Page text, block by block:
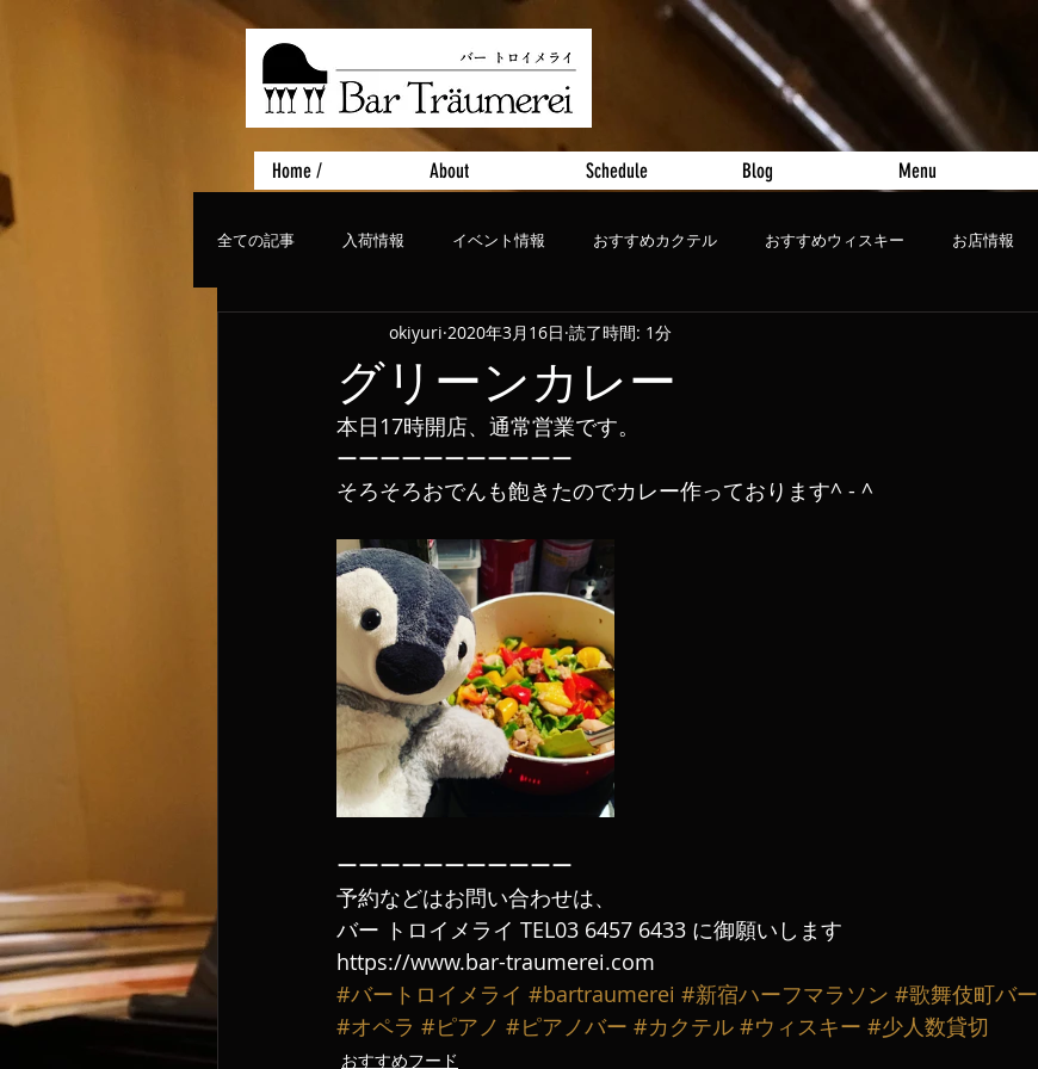
Home / About Schedule Blog Menu
全ての記事 入荷情報 イベント情報 おすすめカクテル おすすめウィスキー お店情報
ライブ、コンサート おすすめビール
グリーンカレー
okiyuri 2020年3月16日 読了時間: 1分
本日17時開店、通常営業です。
ーーーーーーーーーーー
そろそろおでんも飽きたのでカレー作っております^ - ^
ーーーーーーーーーーー
予約などはお問い合わせは、
バー トロイメライ TEL03 6457 6433 に御願いします
https://www.bar-traumerei.com
#バートロイメライ #bartraumerei #新宿ハーフマラソン #歌舞伎町バー
#オペラ #ピアノ #ピアノバー #カクテル #ウィスキー #少人数貸切
おすすめフード